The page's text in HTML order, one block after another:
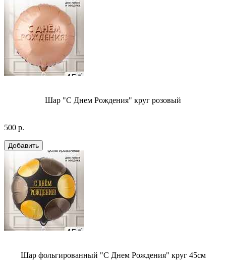
Шар "С Днем Рождения" круг розовый
500 р.
Шар фольгированный "С Днем Рождения" круг 45см